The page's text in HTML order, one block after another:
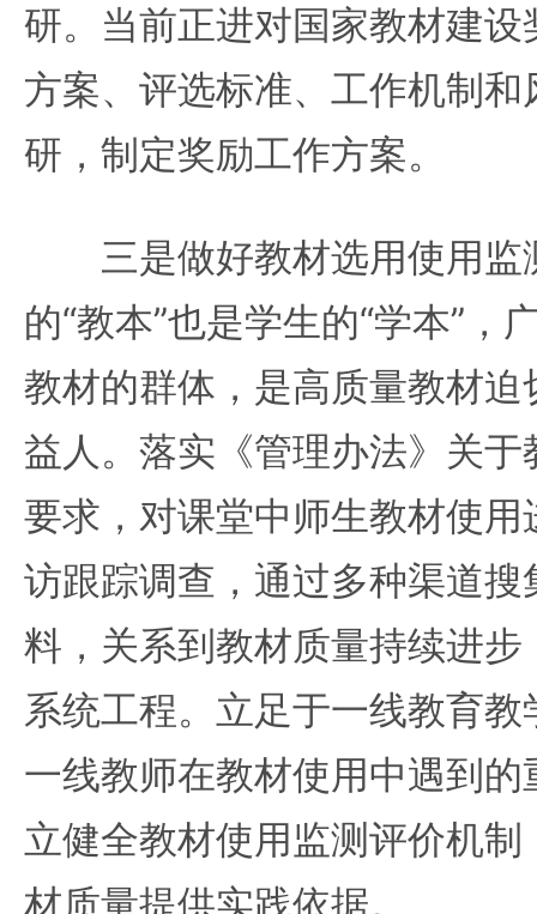
研。当前正进对国家教材建
方案、评选标准、工作机制
研，制定奖励工作方案。
三是做好教材选用使用监
的“教本”也是学生的“学本”，
教材的群体，是高质量教材
益人。落实《管理办法》关
要求，对课堂中师生教材使
访跟踪调查，通过多种渠道
料，关系到教材质量持续进
系统工程。立足于一线教育
一线教师在教材使用中遇到
立健全教材使用监测评价机
材质量提供实践依据。